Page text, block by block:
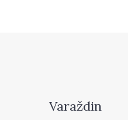
Varaždin